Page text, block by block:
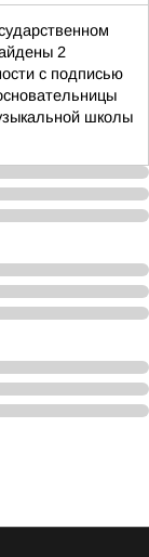
2
с подписью
школы